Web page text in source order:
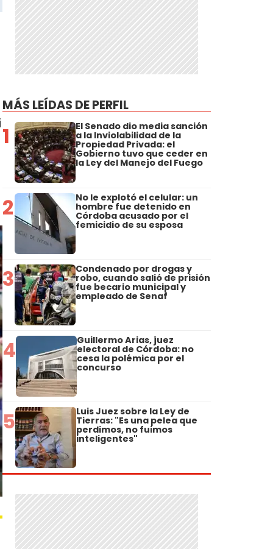
MÁS LEÍDAS DE PERFIL
1 El Senado dio media sanción
a la Inviolabilidad de la
Propiedad Privada: el
Gobierno tuvo que ceder en
la Ley del Manejo del Fuego
2 No le explotó el celular: un
hombre fue detenido en
Córdoba acusado por el
femicidio de su esposa
3 Condenado por drogas y
robo, cuando salió de prisión
fue becario municipal y
empleado de Senaf
4 Guillermo Arias, juez
electoral de Córdoba: no
cesa la polémica por el
concurso
5 Luis Juez sobre la Ley de
Tierras: "Es una pelea que
perdimos, no fuimos
inteligentes"